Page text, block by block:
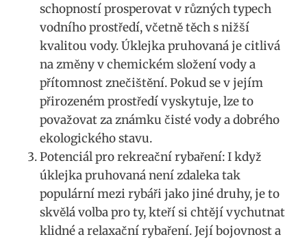
schopností prosperovat v různých typech
vodního prostředí, ​včetně těch ⁣s nižší
kvalitou ⁣vody. Úklejka​ pruhovaná je citlivá
na ⁣změny ‌v chemickém složení vody ⁤a
přítomnost znečištění.⁢ Pokud se v jejím
přirozeném prostředí vyskytuje, lze ‍to
považovat za známku ‌čisté vody a dobrého
ekologického stavu.
Potenciál pro rekreační‌ rybaření: ⁣I‍ když
úklejka ​pruhovaná není zdaleka tak
populární mezi rybáři jako jiné druhy,​ je to
skvělá volba⁢ pro ty, kteří si chtějí vychutnat​
klidné a relaxační rybaření. Její bojovnost a